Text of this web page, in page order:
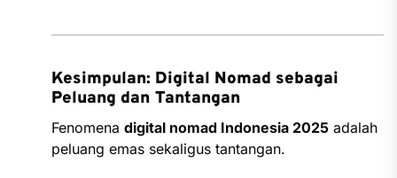
Kesimpulan: Digital Nomad sebagai
Peluang dan Tantangan
Fenomena digital nomad Indonesia 2025adalah
peluang emas sekaligus tantangan.